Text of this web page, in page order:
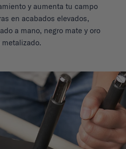
y aumenta tu campo
en acabados elevados,
a mano, negro mate y oro
metalizado.